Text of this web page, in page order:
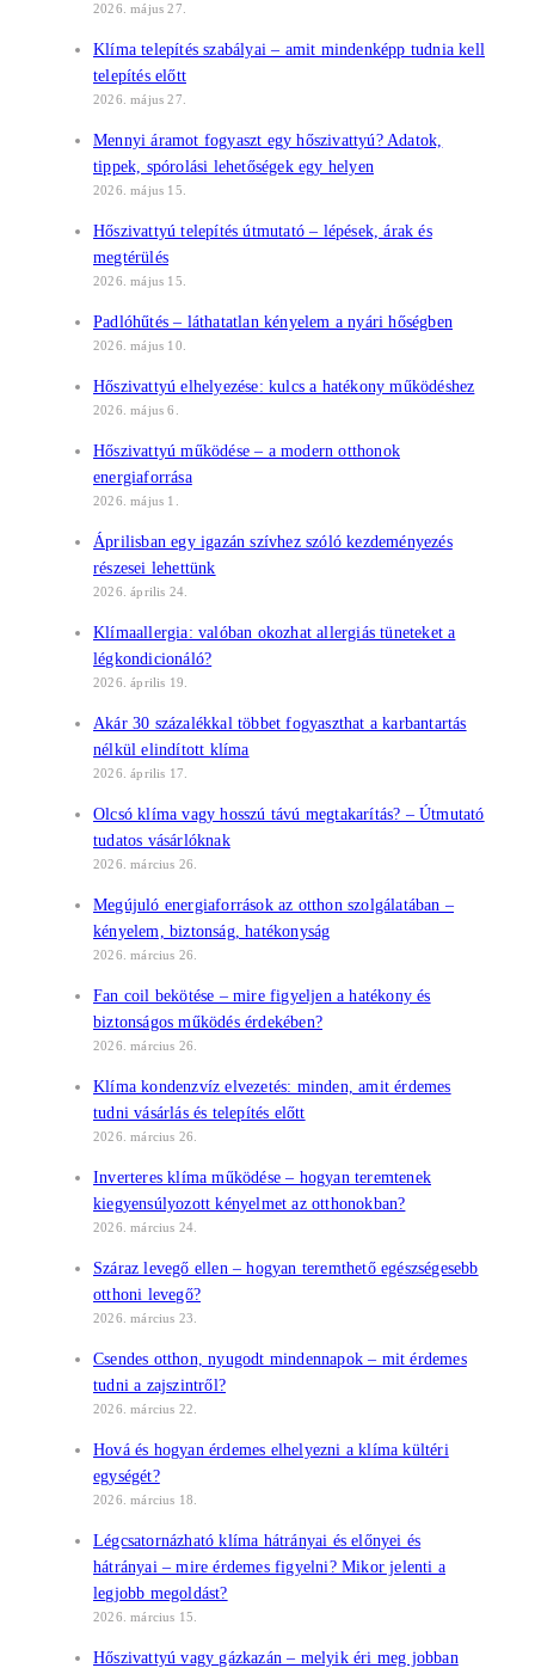
2026. május 27.
Klíma telepítés szabályai – amit mindenképp tudnia kell
telepítés előtt
2026. május 27.
Mennyi áramot fogyaszt egy hőszivattyú? Adatok,
tippek, spórolási lehetőségek egy helyen
2026. május 15.
Hőszivattyú telepítés útmutató – lépések, árak és
megtérülés
2026. május 15.
Padlóhűtés – láthatatlan kényelem a nyári hőségben
2026. május 10.
Hőszivattyú elhelyezése: kulcs a hatékony működéshez
2026. május 6.
Hőszivattyú működése – a modern otthonok
energiaforrása
2026. május 1.
Áprilisban egy igazán szívhez szóló kezdeményezés
részesei lehettünk
2026. április 24.
Klímaallergia: valóban okozhat allergiás tüneteket a
légkondicionáló?
2026. április 19.
Akár 30 százalékkal többet fogyaszthat a karbantartás
nélkül elindított klíma
2026. április 17.
Olcsó klíma vagy hosszú távú megtakarítás? – Útmutató
tudatos vásárlóknak
2026. március 26.
Megújuló energiaforrások az otthon szolgálatában –
kényelem, biztonság, hatékonyság
2026. március 26.
Fan coil bekötése – mire figyeljen a hatékony és
biztonságos működés érdekében?
2026. március 26.
Klíma kondenzvíz elvezetés: minden, amit érdemes
tudni vásárlás és telepítés előtt
2026. március 26.
Inverteres klíma működése – hogyan teremtenek
kiegyensúlyozott kényelmet az otthonokban?
2026. március 24.
Száraz levegő ellen – hogyan teremthető egészségesebb
otthoni levegő?
2026. március 23.
Csendes otthon, nyugodt mindennapok – mit érdemes
tudni a zajszintről?
2026. március 22.
Hová és hogyan érdemes elhelyezni a klíma kültéri
egységét?
2026. március 18.
Légcsatornázható klíma hátrányai és előnyei és
hátrányai – mire érdemes figyelni? Mikor jelenti a
legjobb megoldást?
2026. március 15.
Hőszivattyú vagy gázkazán – melyik éri meg jobban